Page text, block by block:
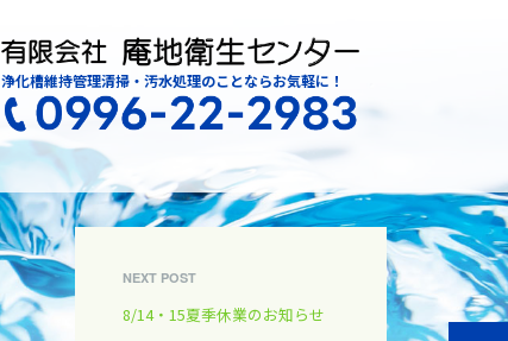
浄化槽維持管理清掃・汚水処理のことならお気軽に！
NEXT POST
8/14・15夏季休業のお知らせ